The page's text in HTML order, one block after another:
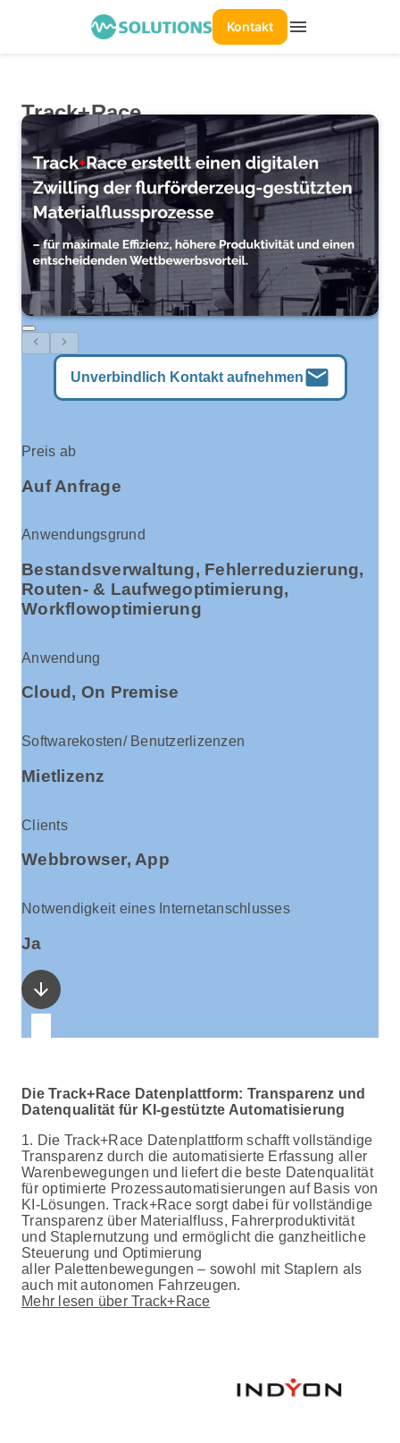
Kontakt menu
Track+Race
Preis ab
Auf Anfrage
Anwendungsgrund
Bestandsverwaltung, Fehlerreduzierung,
Routen- & Laufwegoptimierung,
Workflowoptimierung
Anwendung
Cloud, On Premise
Softwarekosten/ Benutzerlizenzen
Mietlizenz
Clients
Webbrowser, App
Notwendigkeit eines Internetanschlusses
Ja
arrow_downward
Unverbindlich Kontakt aufnehmenmail
Die Track+Race Datenplattform: Transparenz und
Datenqualität für KI-gestützte Automatisierung
1. Die Track+Race Datenplattform schafft vollständige
Transparenz durch die automatisierte Erfassung aller
Warenbewegungen und liefert die beste Datenqualität
für optimierte Prozessautomatisierungen auf Basis von
KI-Lösungen. Track+Race sorgt dabei für vollständige
Transparenz über Materialfluss, Fahrerproduktivität
und Staplernutzung und ermöglicht die ganzheitliche
Steuerung und Optimierung
aller Palettenbewegungen – sowohl mit Staplern als
auch mit autonomen Fahrzeugen.
Mehr lesen über Track+Race